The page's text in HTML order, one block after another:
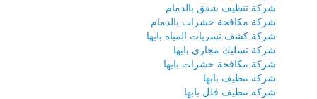
شركة تنظيف شقق بالدمام
شركة مكافحة حشرات بالدمام
شركة كشف تسربات المياه بابها
شركة تسليك مجارى بابها
شركة مكافحة حشرات بابها
شركة تنظيف بابها
شركة تنظيف فلل بابها